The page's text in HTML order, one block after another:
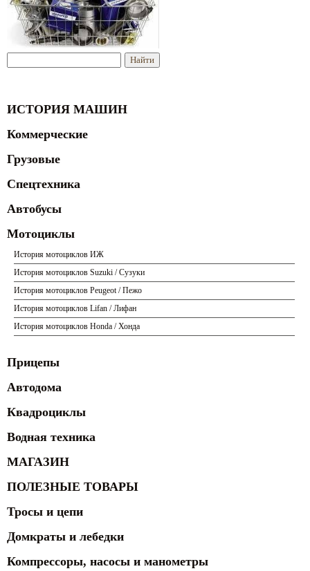
ИСТОРИЯ МАШИН
Коммерческие
Грузовые
Спецтехника
Автобусы
Мотоциклы
История мотоциклов ИЖ
История мотоциклов Suzuki / Сузуки
История мотоциклов Peugeot / Пежо
История мотоциклов Lifan / Лифан
История мотоциклов Honda / Хонда
Прицепы
Автодома
Квадроциклы
Водная техника
МАГАЗИН
ПОЛЕЗНЫЕ ТОВАРЫ
Тросы и цепи
Домкраты и лебедки
Компрессоры, насосы и манометры